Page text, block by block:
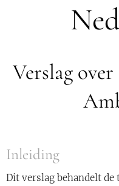
Verslag
Inleiding
Dit verslag behandelt